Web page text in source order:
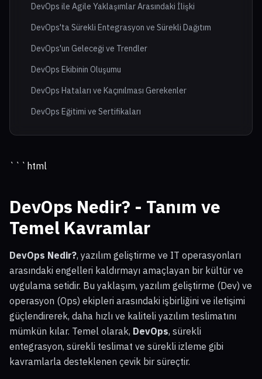
DevOps ile Agile Yaklaşımlar Arasındaki İlişki
DevOps'ta Sürekli Entegrasyon ve Sürekli Dağıtım
DevOps'un Geleceği ve Trendler
DevOps Ekibinin Oluşumu
DevOps Hataları ve Kaçınılması Gerekenler
DevOps Eğitimi ve Sertifikaları
```html
DevOps Nedir? - Tanım ve
Temel Kavramlar
DevOps Nedir?, yazılım geliştirme ve IT operasyonları
arasındaki engelleri kaldırmayı amaçlayan bir kültür ve
uygulama setidir. Bu yaklaşım, yazılım geliştirme (Dev) ve
operasyon (Ops) ekipleri arasındaki işbirliğini ve iletişimi
güçlendirerek, daha hızlı ve kaliteli yazılım teslimatını
mümkün kılar. Temel olarak, DevOps, sürekli
entegrasyon, sürekli teslimat ve sürekli izleme gibi
kavramlarla desteklenen çevik bir süreçtir.